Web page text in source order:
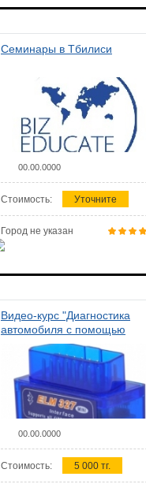
Семинары в Тбилиси
00.00.0000
Стоимость: Уточните
Город не указан
Видео-курс "Диагностика
автомобиля с помощью
сканера ELM 327"
00.00.0000
Стоимость: 5 000 тг.